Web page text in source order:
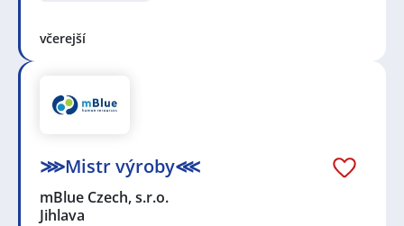
včerejší
⋙Mistr výroby⋘
mBlue Czech, s.r.o.
Jihlava